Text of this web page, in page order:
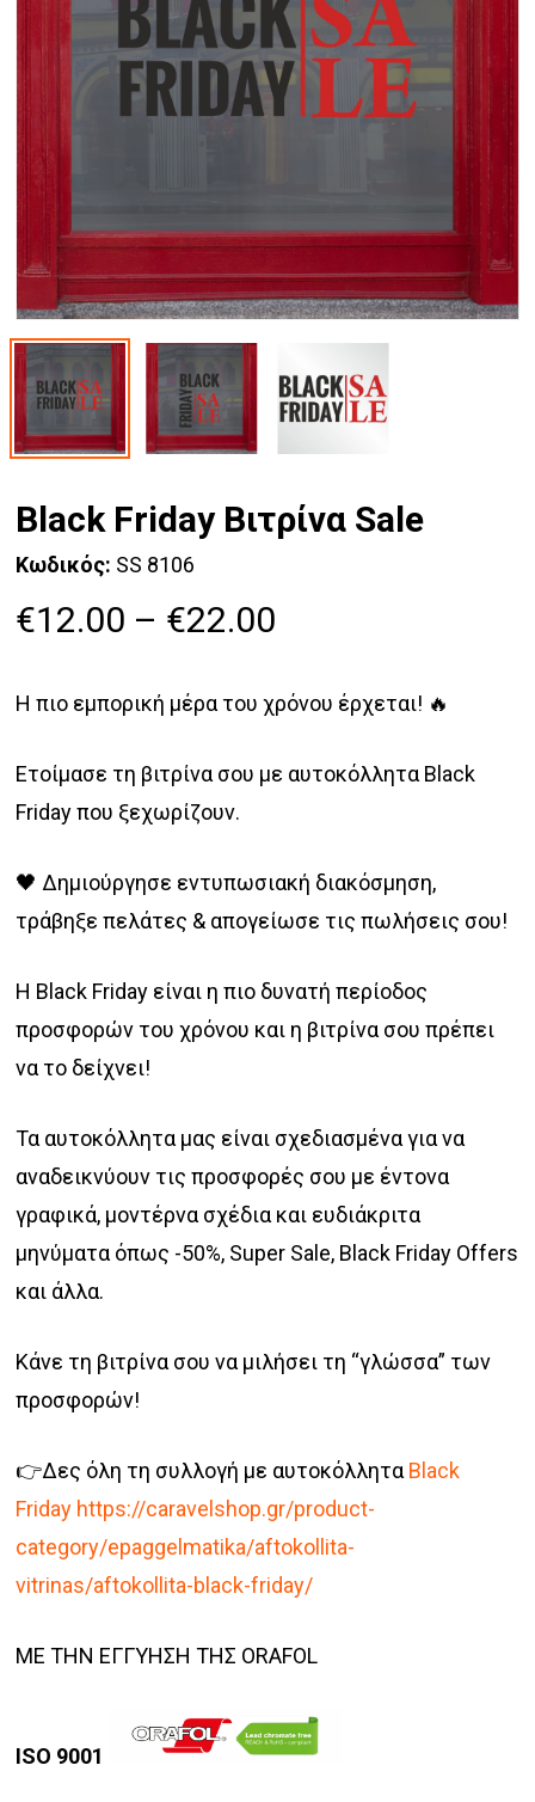
Black Friday Βιτρίνα Sale
Κωδικός: SS 8106
€12.00 – €22.00
€12.00
through
€22.00
Η πιο εμπορική μέρα του χρόνου έρχεται! 🔥
Ετοίμασε τη βιτρίνα σου με αυτοκόλλητα Black
Friday που ξεχωρίζουν.
🖤 Δημιούργησε εντυπωσιακή διακόσμηση,
τράβηξε πελάτες & απογείωσε τις πωλήσεις σου!
Η Black Friday είναι η πιο δυνατή περίοδος
προσφορών του χρόνου και η βιτρίνα σου πρέπει
να το δείχνει!
Τα αυτοκόλλητα μας είναι σχεδιασμένα για να
αναδεικνύουν τις προσφορές σου με έντονα
γραφικά, μοντέρνα σχέδια και ευδιάκριτα
μηνύματα όπως -50%, Super Sale, Black Friday Offers
και άλλα.
Κάνε τη βιτρίνα σου να μιλήσει τη “γλώσσα” των
προσφορών!
👉Δες όλη τη συλλογή με αυτοκόλλητα Black
Friday https://caravelshop.gr/product-
category/epaggelmatika/aftokollita-
vitrinas/aftokollita-black-friday/
ΜΕ ΤΗΝ ΕΓΓΥΗΣΗ ΤΗΣ ORAFOL
ISO 9001